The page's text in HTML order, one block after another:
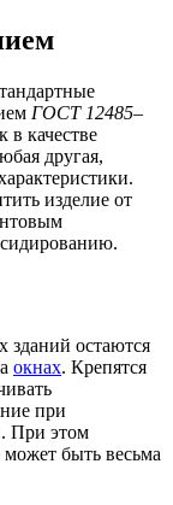
ГОСТ 12485–
в качестве
другая,
изделие от
зданий остаются
окнах. Крепятся
при
При этом
может быть весьма